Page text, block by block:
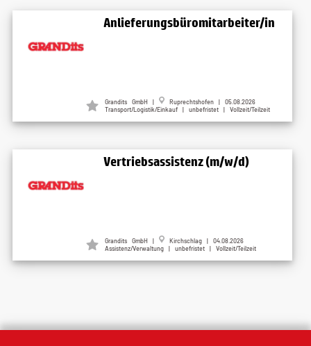
Anlieferungsbüromitarbeiter/in
Grandits GmbH |
Ruprechtshofen | 05.08.2026
Transport/Logistik/Einkauf | unbefristet | Vollzeit/Teilzeit
Vertriebsassistenz (m/w/d)
Grandits GmbH |
Kirchschlag | 04.08.2026
Assistenz/Verwaltung | unbefristet | Vollzeit/Teilzeit